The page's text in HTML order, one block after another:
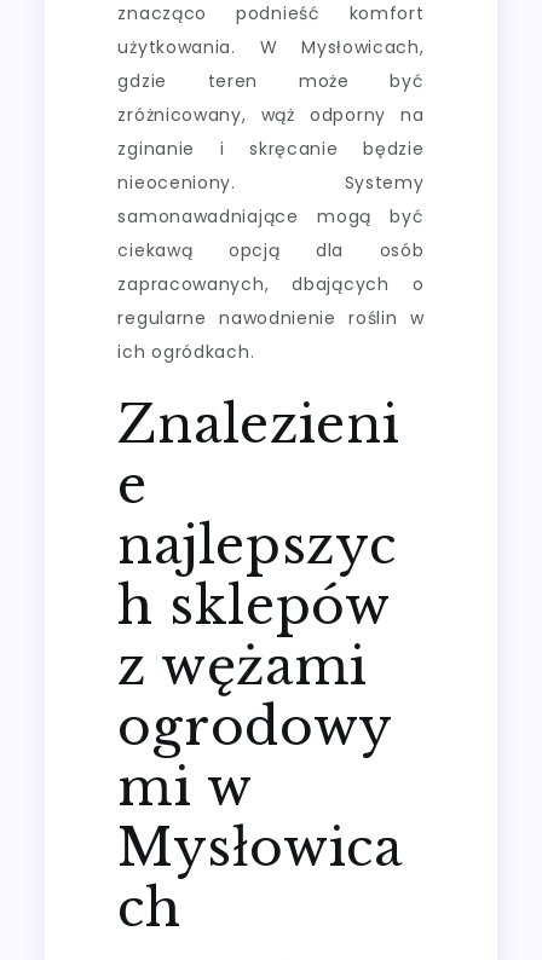
znacząco podnieść komfort
użytkowania. W Mysłowicach,
gdzie teren może być
zróżnicowany, wąż odporny na
zginanie i skręcanie będzie
nieoceniony. Systemy
samonawadniające mogą być
ciekawą opcją dla osób
zapracowanych, dbających o
regularne nawodnienie roślin w
ich ogródkach.
Znalezieni
e
najlepszyc
h sklepów
z wężami
ogrodowy
mi w
Mysłowica
ch